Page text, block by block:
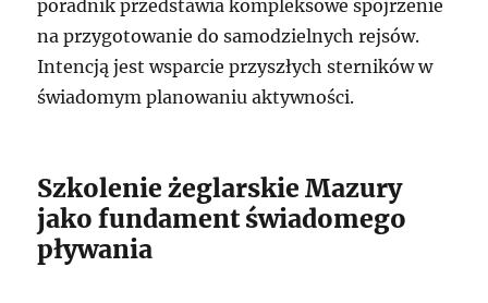
poradnik przedstawia kompleksowe spojrzenie
na przygotowanie do samodzielnych rejsów.
Intencją jest wsparcie przyszłych sterników w
świadomym planowaniu aktywności.
Szkolenie żeglarskie Mazury
jako fundament świadomego
pływania